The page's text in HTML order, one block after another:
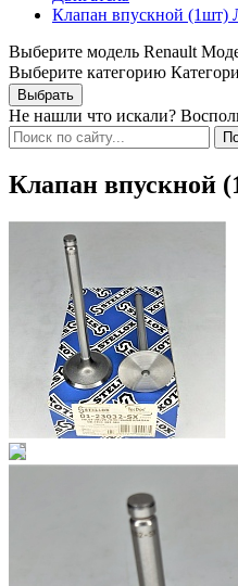
Клапан впускной (1шт)
Выберите модель Renault
Выберите категорию
Не нашли что искали?
Клапан впускной